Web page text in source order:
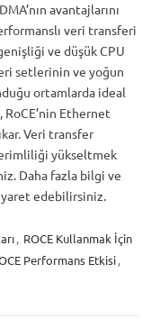
avantajlarını
veri transferi
ve düşük CPU
setlerinin ve yoğun
ortamlarda ideal
RoCE’nin Ethernet
Veri transfer
yükseltmek
Daha fazla bilgi ve
edebilirsiniz.
, ROCE Kullanmak İçin
Performans Etkisi,